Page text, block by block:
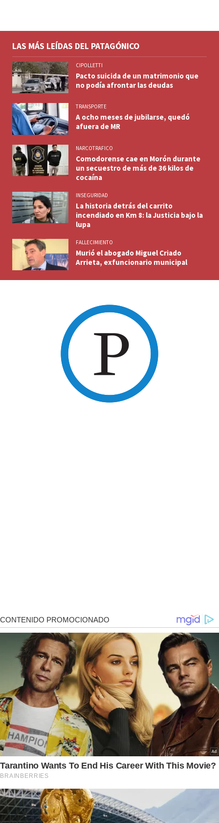
LAS MÁS LEÍDAS DEL PATAGÓNICO
CIPOLLETTI
Pacto suicida de un matrimonio que
no podía afrontar las deudas
TRANSPORTE
A ocho meses de jubilarse, quedó
afuera de MR
NARCOTRAFICO
Comodorense cae en Morón durante
un secuestro de más de 36 kilos de
cocaína
INSEGURIDAD
La historia detrás del carrito
incendiado en Km 8: la Justicia bajo la
lupa
FALLECIMIENTO
Murió el abogado Miguel Criado
Arrieta, exfuncionario municipal